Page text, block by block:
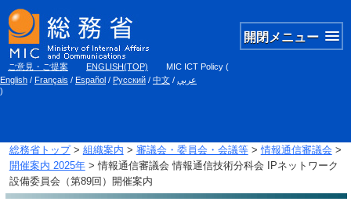
開閉メニュー
ご意見・ご提案 ENGLISH(TOP) MIC ICT Policy (
English / Français / Español / Русский / 中文 / عربي
)
総務省トップ> 組織案内 > 審議会・委員会・会議等>情報通信審議会 >
開催案内 2025年> 情報通信審議会 情報通信技術分科会 IPネットワーク
設備委員会（第89回）開催案内